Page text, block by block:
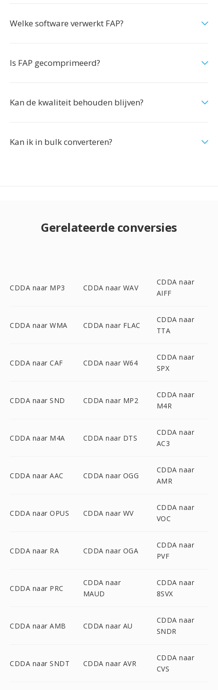
Welke software verwerkt FAP?
Is FAP gecomprimeerd?
Kan de kwaliteit behouden blijven?
Kan ik in bulk converteren?
Gerelateerde conversies
CDDA naar MP3 CDDA naar WAV
CDDA naar
AIFF
CDDA naar WMA CDDA naar FLAC
CDDA naar
TTA
CDDA naar CAF CDDA naar W64
CDDA naar
SPX
CDDA naar SND CDDA naar MP2
CDDA naar
M4R
CDDA naar M4A CDDA naar DTS
CDDA naar
AC3
CDDA naar AAC CDDA naar OGG
CDDA naar
AMR
CDDA naar OPUS CDDA naar WV
CDDA naar
VOC
CDDA naar RA CDDA naar OGA
CDDA naar
PVF
CDDA naar PRC
CDDA naar
MAUD
CDDA naar
8SVX
CDDA naar AMB CDDA naar AU
CDDA naar
SNDR
CDDA naar SNDT CDDA naar AVR
CDDA naar
CVS